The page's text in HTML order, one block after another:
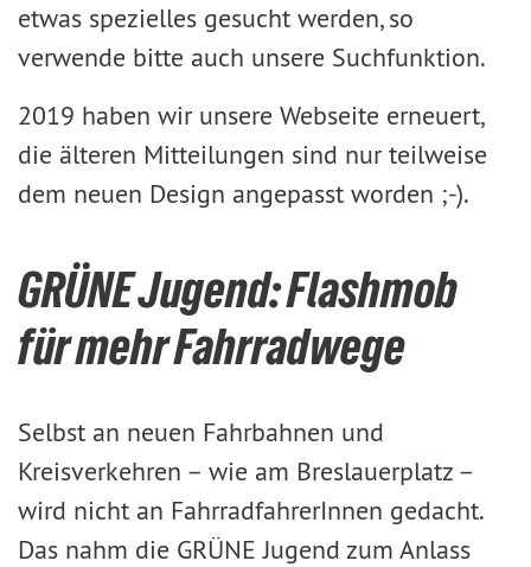
etwas spezielles gesucht werden, so
verwende bitte auch unsere Suchfunktion.
2019 haben wir unsere Webseite erneuert,
die älteren Mitteilungen sind nur teilweise
dem neuen Design angepasst worden ;-).
GRÜNE Jugend: Flashmob
für mehr Fahrradwege
Selbst an neuen Fahrbahnen und
Kreisverkehren – wie am Breslauerplatz –
wird nicht an FahrradfahrerInnen gedacht.
Das nahm die GRÜNE Jugend zum Anlass